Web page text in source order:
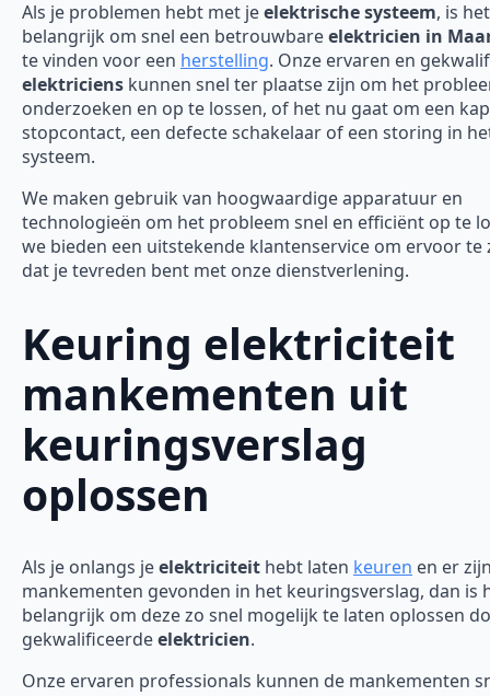
Als je problemen hebt met jeelektrische systeem, is het
belangrijk om snel een betrouwbareelektricien in
te vinden voor een herstelling. Onze ervaren en
elektriciens kunnen snel ter plaatse zijn om het
onderzoeken en op te lossen, of het nu gaat om een
stopcontact, een defecte schakelaar of een storing in
systeem.
We maken gebruik van hoogwaardige apparatuur en
technologieën om het probleem snel en efficiënt op te
we bieden een uitstekende klantenservice om ervoor te
dat je tevreden bent met onze dienstverlening.
Keuring elektriciteit
mankementen uit
keuringsverslag
oplossen
Als je onlangs jeelektriciteit hebt laten keuren en er
mankementen gevonden in het keuringsverslag, dan is
belangrijk om deze zo snel mogelijk te laten oplossen
gekwalificeerdeelektricien.
Onze ervaren professionals kunnen de mankementen